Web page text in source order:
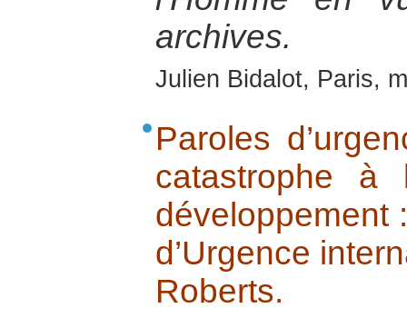
archives.
Julien Bidalot, Paris,
Paroles
catastrophe
développement
d’Urgence
Roberts.